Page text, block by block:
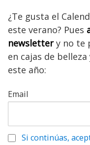
¿Te gusta el
este verano? Pues
newslettery no te
en cajas de
este año:
Email
Si continúas,